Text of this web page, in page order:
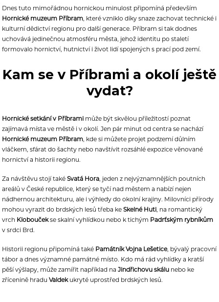
Dnes tuto mimořádnou hornickou minulost připomíná především
Hornické muzeum Příbram, které vzniklo díky snaze zachovat technické i
kulturní dědictví regionu pro další generace. Příbram si tak dodnes
uchovává jedinečnou atmosféru města, jehož identitu po staletí
formovalo hornictví, hutnictví i život lidí spojených s prací pod zemí.
Kam se v Příbrami a okolí ještě
vydat?
Hornické setkání v Příbrami může být skvělou příležitostí poznat
zajímavá místa ve městě i v okolí. Jen pár minut od centra se nachází
Hornické muzeum Příbram, kde si můžete projet podzemí důlním
vláčkem, sfárat do šachty nebo navštívit rozsáhlé expozice věnované
hornictví a historii regionu.
Za návštěvu stojí takéSvatá Hora, jeden z nejvýznamnějších poutních
areálů v České republice, který se tyčí nad městem a nabízí nejen
nádhernou architekturu, ale i výhledy do okolní krajiny. Milovníci přírody
mohou vyrazit do brdských lesů třeba keSkelné Huti, na romantický
vrch Kloboučekse skalní vyhlídkou nebo k tichým Padrťským rybníkům
v srdci Brd.
Historii regionu připomíná také Památník Vojna Lešetice, bývalý pracovní
tábor a dnes významné památné místo. Kdo má rád vyhlídky a kratší
pěší výšlapy, může zamířit například naJindřichovu skálu nebo ke
zřícenině hraduValdekukryté uprostřed brdských lesů.